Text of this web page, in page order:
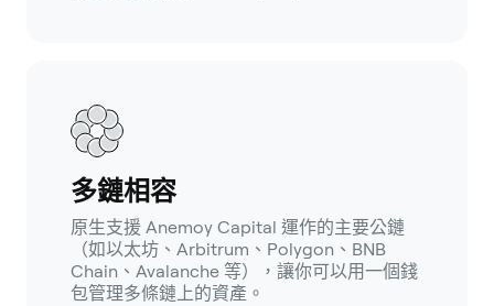
多鏈相容
原生支援 Anemoy Capital 運作的主要公鏈
（如以太坊、Arbitrum、Polygon、BNB
Chain、Avalanche 等），讓你可以用一個錢
包管理多條鏈上的資產。